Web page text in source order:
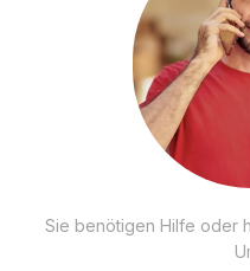
Sie benötigen Hilfe oder